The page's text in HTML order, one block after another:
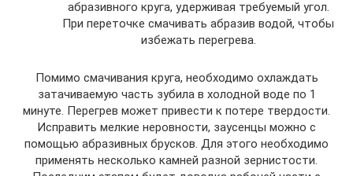
абразивного круга, удерживая требуемый угол.
При переточке смачивать абразив водой, чтобы
избежать перегрева.
Помимо смачивания круга, необходимо охлаждать
затачиваемую часть зубила в холодной воде по 1
минуте. Перегрев может привести к потере твердости.
Исправить мелкие неровности, заусенцы можно с
помощью абразивных брусков. Для этого необходимо
применять несколько камней разной зернистости.